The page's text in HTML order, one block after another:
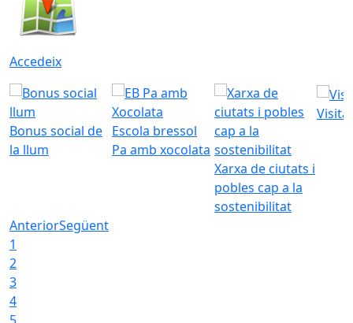
Accedeix
Bonus social de
la llum
Escola bressol
Pa amb xocolata
Xarxa de ciutats i
pobles cap a la
sostenibilitat
Visita
AnteriorSegüent
1
2
3
4